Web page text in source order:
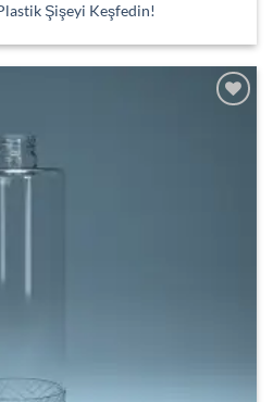
Şişeyi Keşfedin!